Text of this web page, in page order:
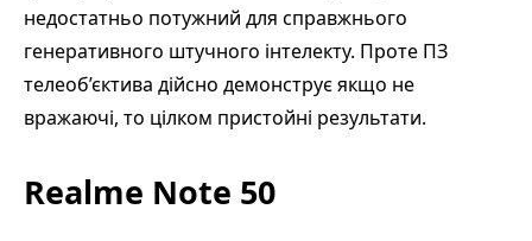
недостатньо потужний для справжнього
генеративного штучного інтелекту. Проте ПЗ
телеоб’єктива дійсно демонструє якщо не
вражаючі, то цілком пристойні результати.
Realme Note 50